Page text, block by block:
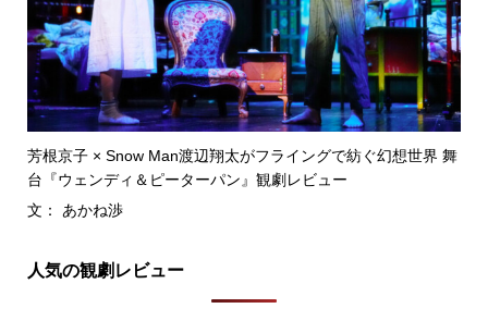
芳根京子 × Snow Man渡辺翔太がフライングで紡ぐ幻想世界 舞
台『ウェンディ＆ピーターパン』観劇レビュー
文： あかね渉
人気の観劇レビュー